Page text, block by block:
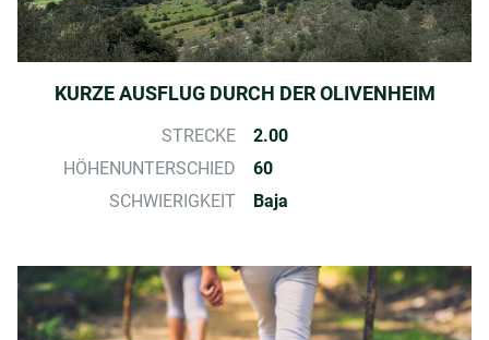
KURZE AUSFLUG DURCH DER OLIVENHEIM
STRECKE
2.00
HÖHENUNTERSCHIED
60
SCHWIERIGKEIT
Baja